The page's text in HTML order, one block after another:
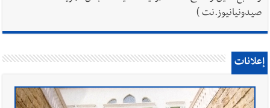
صيدونيانيوز.نت )
إعلانات